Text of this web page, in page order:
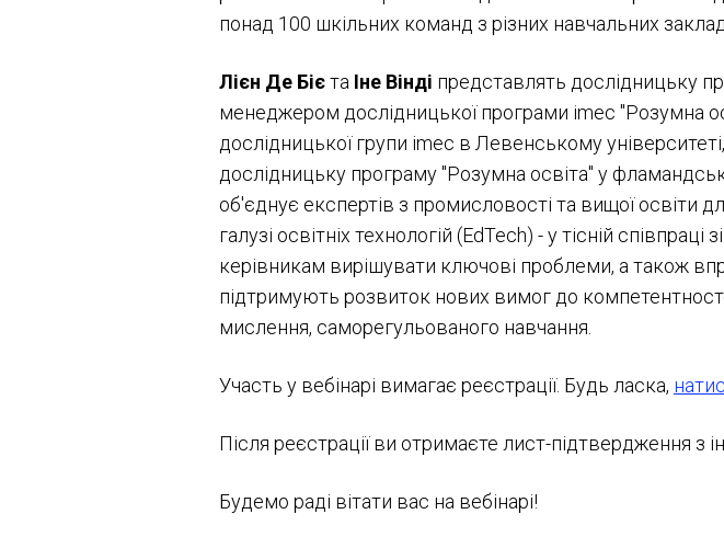
понад 100 шкільних команд з різних навчальних
Лієн Де Бієта Іне Вінді представлять дослідницьку
менеджером дослідницької програми imec "Розумна
дослідницької групи imec в Левенському
дослідницьку програму "Розумна освіта" у
об'єднує експертів з промисловості та вищої освіти
галузі освітніх технологій (EdTech) - у тісній
керівникам вирішувати ключові проблеми, а також
підтримують розвиток нових вимог до
мислення, саморегульованого навчання.
Участь у вебінарі вимагає реєстрації. Будь ласка,
Після реєстрації ви отримаєте лист-підтвердження з
Будемо раді вітати вас на вебінарі!